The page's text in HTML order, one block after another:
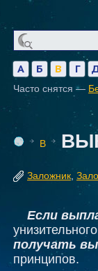
А Б В Г
Часто снятся —
В
Заложник
Если
получать
принципов.